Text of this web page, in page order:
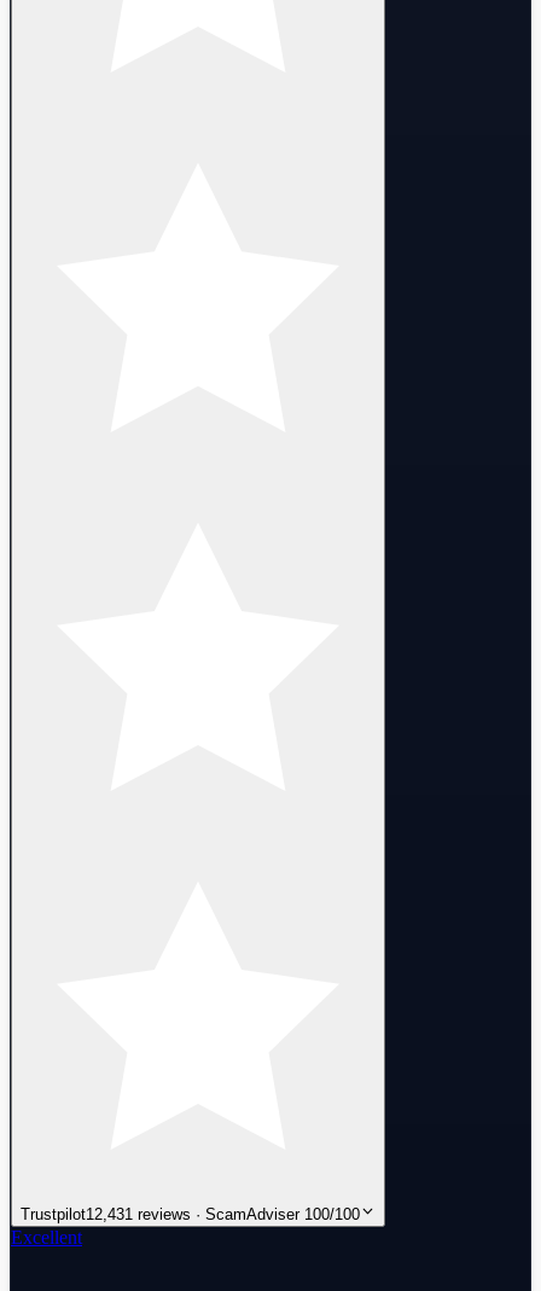
Trustpilot12,431 reviews · ScamAdviser 100/100
Excellent